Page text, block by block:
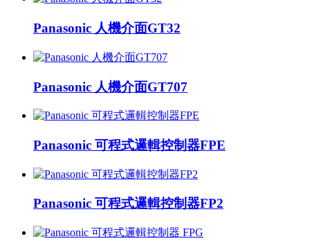
Panasonic 人機介面GT32
Panasonic 人機介面GT707
Panasonic 可程式邏輯控制器FPE
Panasonic 可程式邏輯控制器FP2